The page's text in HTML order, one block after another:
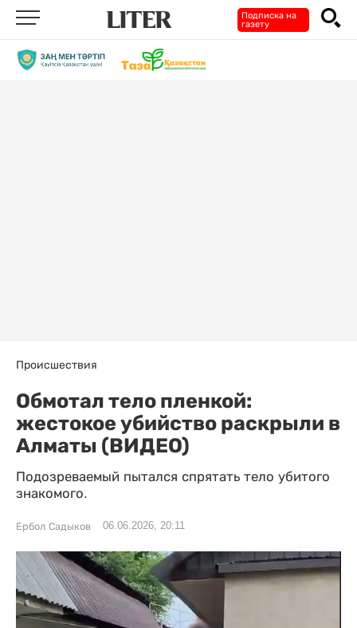
Подписка на
газету
Происшествия
Обмотал тело пленкой:
жестокое убийство раскрыли в
Алматы (ВИДЕО)
Подозреваемый пытался спрятать тело убитого
знакомого.
Ербол Садыков 06.06.2026, 20:11